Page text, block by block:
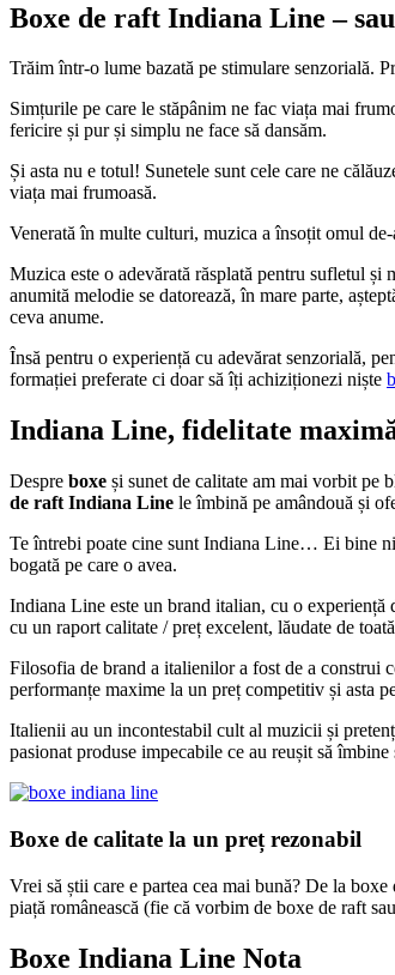
Boxe de raft Indiana Line –
Trăim într-o lume bazată pe stimulare senzorială.
Simțurile pe care le stăpânim ne fac viața mai
fericire și pur și simplu ne face să dansăm.
Și asta nu e totul! Sunetele sunt cele care ne
viața mai frumoasă.
Venerată în multe culturi, muzica a însoțit omul
Muzica este o adevărată răsplată pentru sufletul
anumită melodie se datorează, în mare parte,
ceva anume.
Însă pentru o experiență cu adevărat senzorială,
formației preferate ci doar să îți achiziționezi niște
Indiana Line, fidelitate
Despre boxe și sunet de calitate am mai vorbit pe
de raft Indiana Line le îmbină pe amândouă și
Te întrebi poate cine sunt Indiana Line… Ei bine
bogată pe care o avea.
Indiana Line este un brand italian, cu o
cu un raport calitate / preț excelent, lăudate de
Filosofia de brand a italienilor a fost de a construi
performanțe maxime la un preț competitiv și asta
Italienii au un incontestabil cult al muzicii și
pasionat produse impecabile ce au reușit să
Boxe de calitate la un preț rezonabil
Vrei să știi care e partea cea mai bună? De la
piață românească (fie că vorbim de boxe de raft
Boxe Indiana Line Nota